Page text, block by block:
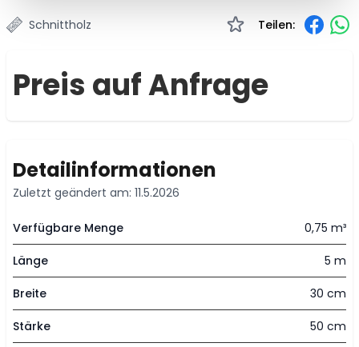
Schnittholz Teilen:
Preis auf Anfrage
Detailinformationen
Zuletzt geändert am: 11.5.2026
Verfügbare Menge 0,75 m³
Länge 5 m
Breite 30 cm
Stärke 50 cm